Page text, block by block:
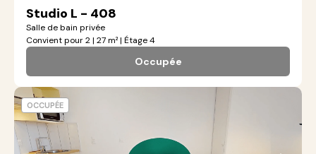
Studio L - 408
Salle de bain privée
Convient pour 2 | 27 m² | Étage 4
Occupée
OCCUPÉE